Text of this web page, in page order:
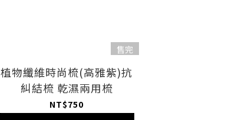
售完
植物纖維時尚梳(高雅紫)抗
糾結梳 乾濕兩用梳
NT$750